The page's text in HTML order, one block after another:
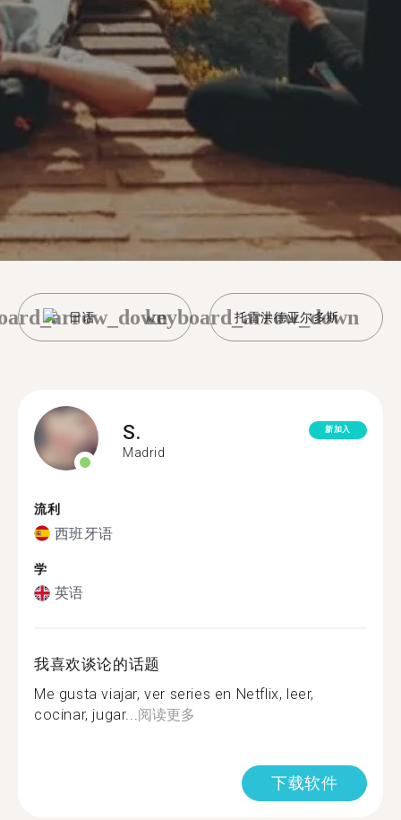
日语 托雷洪德亚尔多斯
keyboard_arrow_down
S.
Madrid
新加入
流利
西班牙语
学
英语
我喜欢谈论的话题
Me gusta viajar, ver series en Netflix, leer,
cocinar, jugar...阅读更多
下载软件